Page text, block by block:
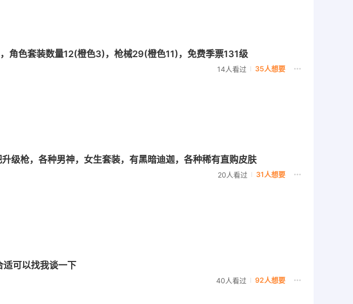
角色套装数量12(橙色3)，枪械29(橙色11)，免费季票131级
14人看过 35人想要
级枪，各种男神，女生套装，有黑暗迪迦，各种稀有直购皮肤
20人看过 31人想要
可以找我谈一下
40人看过 92人想要